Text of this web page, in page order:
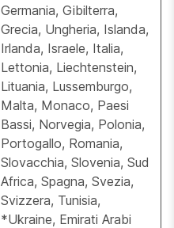
Germania, Gibilterra,
Grecia, Ungheria, Islanda,
Irlanda, Israele, Italia,
Lettonia, Liechtenstein,
Lituania, Lussemburgo,
Malta, Monaco, Paesi
Bassi, Norvegia, Polonia,
Portogallo, Romania,
Slovacchia, Slovenia, Sud
Africa, Spagna, Svezia,
Svizzera, Tunisia,
*Ukraine, Emirati Arabi